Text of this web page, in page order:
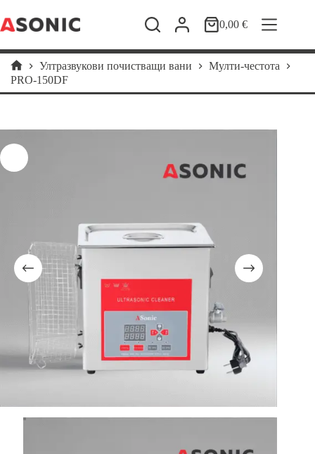
to
content
Shopping
0,00€
Home
Ултразвукови почистващи вани
Мулти-честота
PRO-150DF